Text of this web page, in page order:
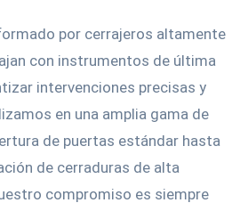
por cerrajeros altamente
con instrumentos de última
intervenciones precisas y
en una amplia gama de
de puertas estándar hasta
de cerraduras de alta
compromiso es siempre